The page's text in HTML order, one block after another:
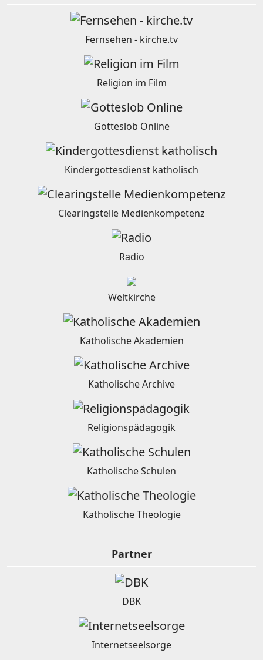
Fernsehen - kirche.tv
Religion im Film
Gotteslob Online
Kindergottesdienst katholisch
Clearingstelle Medienkompetenz
Radio
Weltkirche
Katholische Akademien
Katholische Archive
Religionspädagogik
Katholische Schulen
Katholische Theologie
Partner
DBK
Internetseelsorge